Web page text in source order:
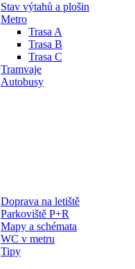
Stav výtahů a plošin
Metro
Trasa A
Trasa B
Trasa C
Tramvaje
Autobusy
Doprava na letiště
Parkoviště P+R
Mapy a schémata
WC v metru
Tipy